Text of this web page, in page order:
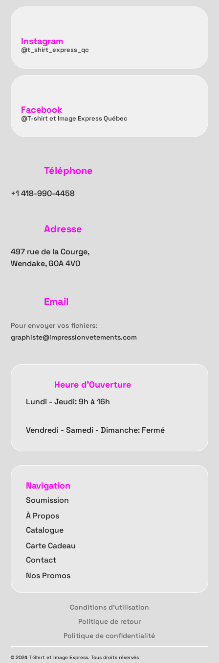
Instagram
@t_shirt_express_qc
Facebook
@T-shirt et Image Express Québec
Téléphone
+1418-990-4458
Adresse
497 rue de la Courge,
Wendake, G0A 4V0
Email
Pour envoyer vos fichiers:
graphiste@impressionvetements.com
Heure d'Ouverture
Lundi - Jeudi: 9h à 16h
Vendredi -Samedi - Dimanche: Fermé
Navigation
Soumission
À Propos
Catalogue
Carte Cadeau
Contact
Nos Promos
Conditions d'utilisation
Politique de retour
Politique de confidentialité
© 2024 T-Shirt et Image Express. Tous droits réservés